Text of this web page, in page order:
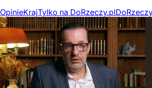
OpinieKrajTylko na DoRzeczy.pl